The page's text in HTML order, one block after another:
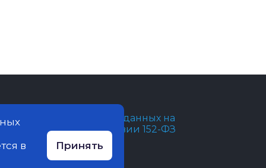
персональных данных на
ведется в соответствии 152-ФЗ
в
Принять